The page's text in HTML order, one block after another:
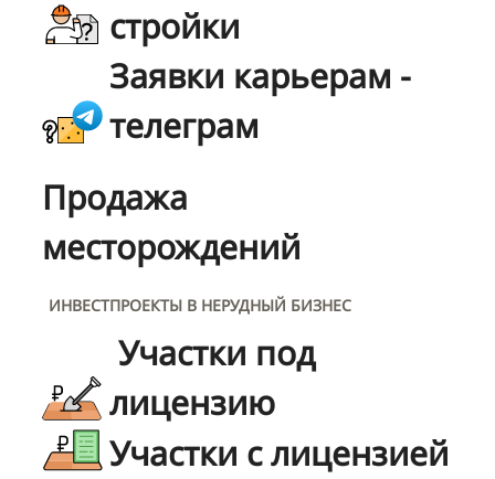
стройки
Заявки карьерам -
телеграм
Продажа
месторождений
ИНВЕСТПРОЕКТЫ В НЕРУДНЫЙ БИЗНЕС
Участки под
лицензию
Участки с лицензией